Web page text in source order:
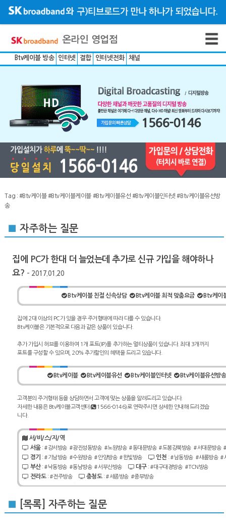
Btv케이블 방송 인터넷 결합 인터넷전화 채널
Tag : #Btv케이블 #Btv케이블케이블 #Btv케이블유선 #Btv케이블인터넷 #Btv케이블유선방
송
■자주하는 질문
집에 PC가 한대 더 늘었는데 추가로 신규 가입을 해야하나
요? - 2017.01.20
Btv케이블 친절 신속상담 Btv케이블 최적 맞춤요금 Btv케이
집에 2대 이상의 PC가 있을 경우 주거형태에 따라 다를 수 있습니다.
Btv케이블은 기본적으로 다음과 같은 상품이 있습니다.
추가 가입시 허브를 이용하여 1개 포트(IP)를 추가하는 멀티상품이 있습니다. 최대 3개까지
포트를 구성할 수 있으며, 20% 추가할인의 혜택을 드리고 있습니다.
Btv케이블 Btv케이블유선 Btv케이블인터넷 Btv케이블유선방송
고객분의 주거형태 등을 상담하면서 고객에 맞는 상품을 알려드리고 있습니다.
자세한 내용은 Btv케이블고객센터(
1566-0146)로 연락주시면 상세한 안내해 드리겠습
니다.
서/비/스/지/역
서울:#강서방송 #광진성동방송 #노원방송 #동대문방송 #도봉강북방송 #서대문방송
경기 :#기남방송 #수원방송 #안양방송 #한빛방송 인천 :#남동방송 #새롬방송 #
부산:#낙동방송 #동남방송 #서부산방송 대구:#대구대경방송 #TCN방송
전라도:#전주방송 충청도:#세종방송 #중부방송
■ [목록] 자주하는 질문